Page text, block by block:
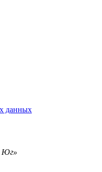
данных
Юг»